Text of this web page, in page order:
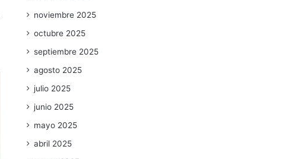
noviembre 2025
octubre 2025
septiembre 2025
agosto 2025
julio 2025
junio 2025
mayo 2025
abril 2025